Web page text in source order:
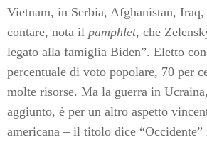
Vietnam, in Serbia, Afghanistan,
contare, nota il pamphlet, che
legato alla famiglia Biden”. Eletto con
percentuale di voto popolare, 70 per
molte risorse. Ma la guerra in
aggiunto, è per un altro aspetto
americana – il titolo dice